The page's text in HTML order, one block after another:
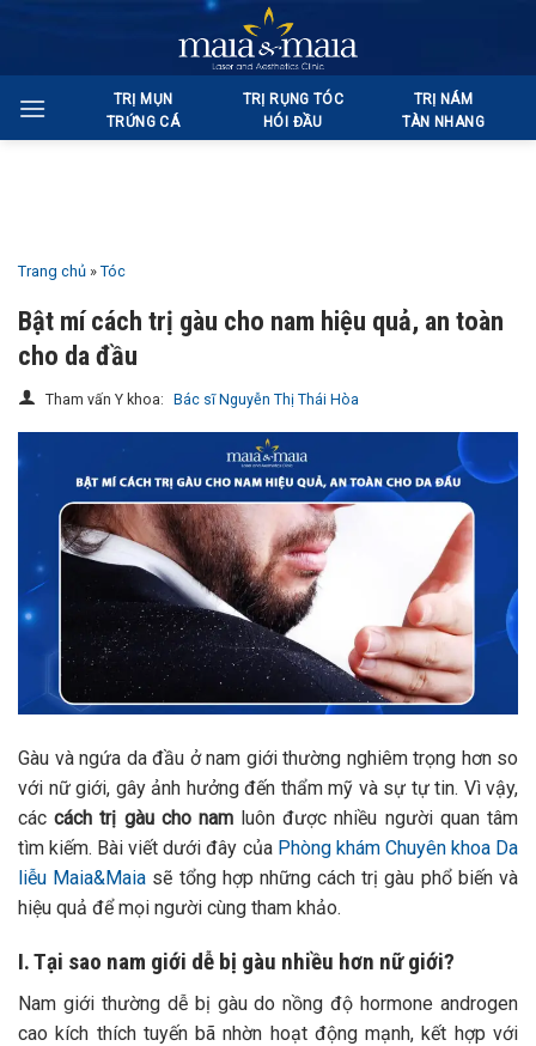
nội
dung
TRỊ MỤN
TRỨNG CÁ
TRỊ RỤNG TÓC
HÓI ĐẦU
TRỊ NÁM
TÀN NHANG
Trang chủ » Tóc
Bật mí cách trị gàu cho nam hiệu quả, an toàn
cho da đầu
Tham vấn Y khoa: Bác sĩ Nguyễn Thị Thái Hòa
Gàu và ngứa da đầu ở nam giới thường nghiêm trọng hơn so
với nữ giới, gây ảnh hưởng đến thẩm mỹ và sự tự tin. Vì vậy,
cáccách trị gàu cho nam luôn được nhiều người quan tâm
tìm kiếm. Bài viết dưới đây của Phòng khám Chuyên khoa Da
liễu Maia&Maia sẽ tổng hợp những cách trị gàu phổ biến và
hiệu quả để mọi người cùng tham khảo.
I. Tại sao nam giới dễ bị gàu nhiều hơn nữ giới?
Nam giới thường dễ bị gàu do nồng độ hormone androgen
cao kích thích tuyến bã nhờn hoạt động mạnh, kết hợp với